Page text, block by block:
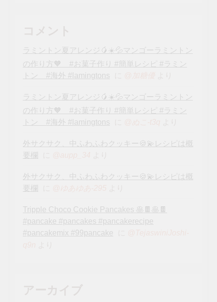
ラミントン夏アレンジ🥭☀️💦マンゴーラミントン
の作り方🧡 #お菓子作り #簡単レシピ #ラミン
トン #海外 #lamingtons
ラミントン夏アレンジ🥭☀️💦マンゴーラミントン
の作り方🧡 #お菓子作り #簡単レシピ #ラミン
トン #海外 #lamingtons
外サクサク、中ふわふわクッキー🍪💫レシピは概
要欄
外サクサク、中ふわふわクッキー🍪💫レシピは概
要欄
Tripple Choco Cookie Pancakes 🥞🍫🥞🍫
#pancake #pancakes #pancakerecipe
#pancakemix #99pancake